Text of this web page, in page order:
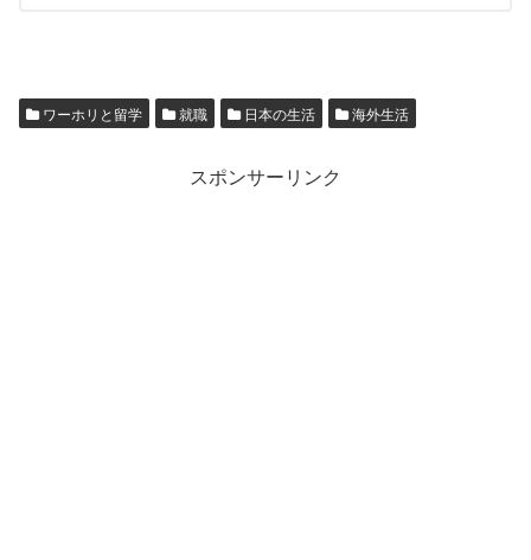
ワーホリと留学 就職 日本の生活 海外生活
スポンサーリンク